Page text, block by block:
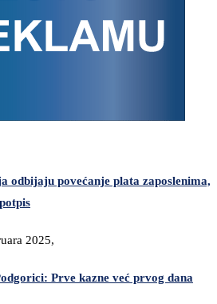
odbijaju povećanje plata zaposlenima,
2025,
Prve kazne već prvog dana